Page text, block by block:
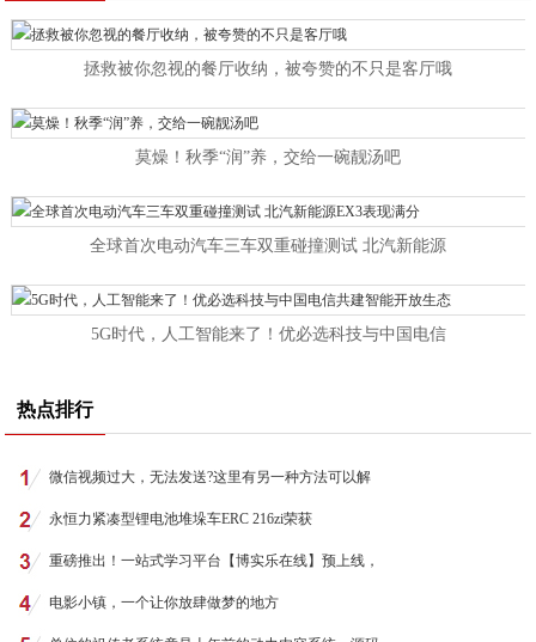
拯救被你忽视的餐厅收纳，被夸赞的不只是客厅哦
莫燥！秋季“润”养，交给一碗靓汤吧
全球首次电动汽车三车双重碰撞测试 北汽新能源
5G时代，人工智能来了！优必选科技与中国电信
热点排行
微信视频过大，无法发送?这里有另一种方法可以解
永恒力紧凑型锂电池堆垛车ERC 216zi荣获
重磅推出！一站式学习平台【博实乐在线】预上线，
电影小镇，一个让你放肆做梦的地方